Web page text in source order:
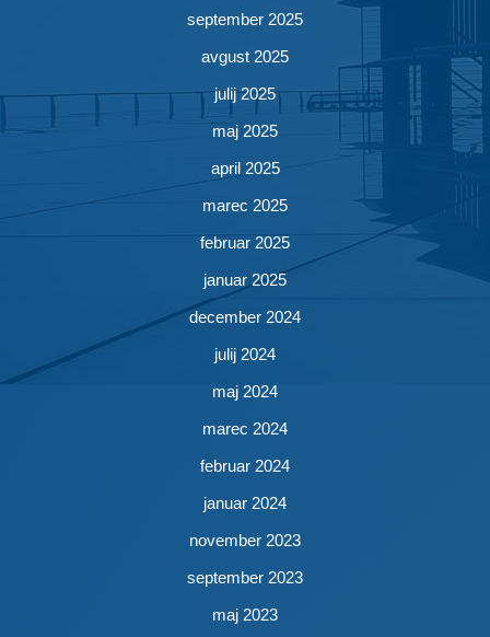
september 2025
avgust 2025
julij 2025
maj 2025
april 2025
marec 2025
februar 2025
januar 2025
december 2024
julij 2024
maj 2024
marec 2024
februar 2024
januar 2024
november 2023
september 2023
maj 2023